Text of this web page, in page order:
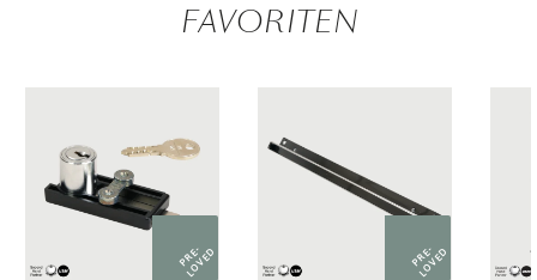
FAVORITEN
PRE-
LOVED PRE-
LOVED